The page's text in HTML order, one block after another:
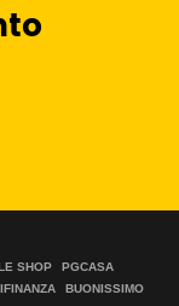
SHOP
PGCASA
BUONISSIMO